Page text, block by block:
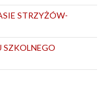
STRZYŻÓW-
SZKOLNEGO